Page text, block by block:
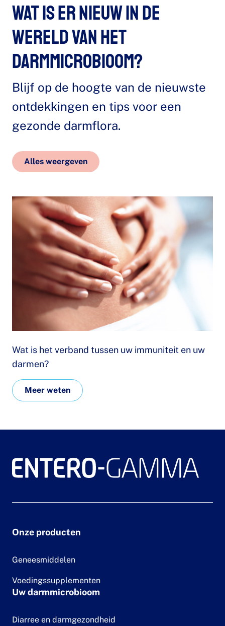
Wat is er nieuw in de
wereld van het
darmmicrobioom?
Blijf op de hoogte van de nieuwste
ontdekkingen en tips voor een
gezonde darmflora.
Alles weergeven
Wat is het verband tussen uw immuniteit en uw
darmen?
Meer weten
Onze producten
Geneesmiddelen
Voedingssupplementen
Uw darmmicrobioom
Diarree en darmgezondheid